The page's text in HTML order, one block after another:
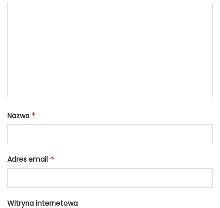
Nazwa *
Adres email *
Witryna internetowa